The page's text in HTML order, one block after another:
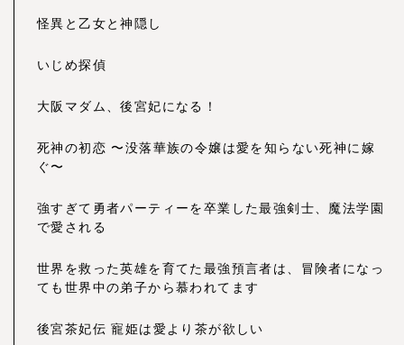
怪異と乙女と神隠し
いじめ探偵
大阪マダム、後宮妃になる！
死神の初恋 〜没落華族の令嬢は愛を知らない死神に嫁
ぐ〜
強すぎて勇者パーティーを卒業した最強剣士、魔法学園
で愛される
世界を救った英雄を育てた最強預言者は、冒険者になっ
ても世界中の弟子から慕われてます
後宮茶妃伝 寵姫は愛より茶が欲しい